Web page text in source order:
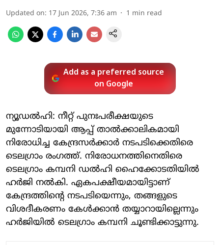
Updated on: 17 Jun 2026, 7:36 am 1 min read
Add as a preferred source
on Google
ന്യൂഡല്‍ഹി: നീറ്റ് പുനഃപരീക്ഷയുടെ
മുന്നോടിയായി ആപ്പ് താല്‍ക്കാലികമായി
നിരോധിച്ച കേന്ദ്രസര്‍ക്കാര്‍ നടപടിക്കെതിരെ
ടെലഗ്രാം രംഗത്ത്. നിരോധനത്തിനെതിരെ
ടെലഗ്രാം കമ്പനി ഡല്‍ഹി ഹൈക്കോടതിയില്‍
ഹര്‍ജി നല്‍കി. ഏകപക്ഷീയമായിട്ടാണ്
കേന്ദ്രത്തിന്റെ നടപടിയെന്നും, തങ്ങളുടെ
വിശദീകരണം കേള്‍ക്കാന്‍ തയ്യാറായില്ലെന്നും
ഹര്‍ജിയില്‍ ടെലഗ്രാം കമ്പനി ചൂണ്ടിക്കാട്ടുന്നു.